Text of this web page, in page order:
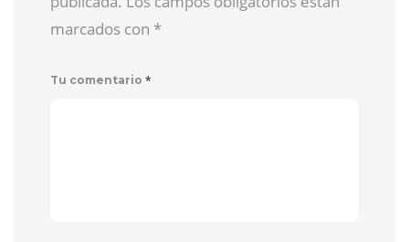
marcados con *
Tu comentario *